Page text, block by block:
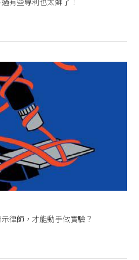
律師，才能動手做實驗？